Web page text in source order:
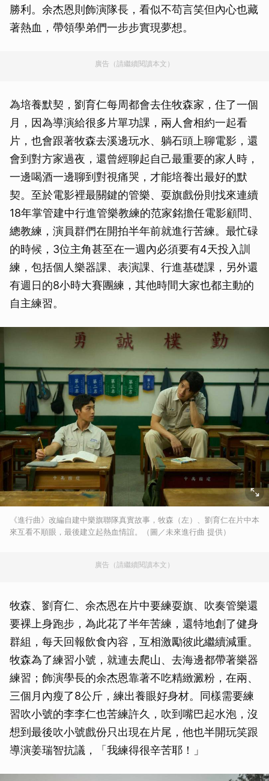
勝利。余杰恩則飾演隊長，看似不苟言笑但內心也藏
著熱血，帶領學弟們一步步實現夢想。
廣告（請繼續閱讀本文）
為培養默契，劉育仁每周都會去住牧森家，住了一個
月，因為導演給很多片單功課，兩人會相約一起看
片，也會跟著牧森去溪邊玩水、躺石頭上聊電影，還
會到對方家過夜，還曾經聊起自己最重要的家人時，
一邊喝酒一邊聊到對視痛哭，才能培養出最好的默
契。至於電影裡最關鍵的管樂、耍旗戲份則找來連續
18年掌管建中行進管樂教練的范家銘擔任電影顧問、
總教練，演員群們在開拍半年前就進行苦練。最忙碌
的時候，3位主角甚至在一週內必須要有4天投入訓
練，包括個人樂器課、表演課、行進基礎課，另外還
有週日的8小時大賽團練，其他時間大家也都主動的
自主練習。
《進行曲》改編自建中樂旗聯隊真實故事，牧森（左）、劉育仁在片中本
來互看不順眼，最後建立起熱血情誼。（圖／未來進行曲 提供）
廣告（請繼續閱讀本文）
牧森、劉育仁、余杰恩在片中要練耍旗、吹奏管樂還
要裸上身跑步，為此花了半年苦練，還特地創了健身
群組，每天回報飲食內容，互相激勵彼此繼續減重。
牧森為了練習小號，就連去爬山、去海邊都帶著樂器
練習；飾演學長的余杰恩靠著不吃精緻澱粉，在兩、
三個月內瘦了8公斤，練出養眼好身材。同樣需要練
習吹小號的李李仁也苦練許久，吹到嘴巴起水泡，沒
想到最後吹小號戲份只出現在片尾，他也半開玩笑跟
導演姜瑞智抗議，「我練得很辛苦耶！」